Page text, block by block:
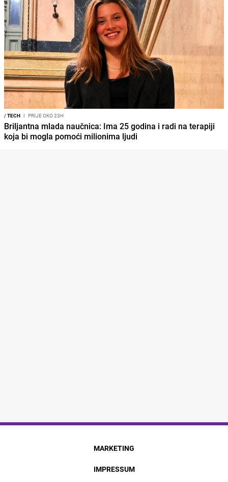
/TECH I PRIJE OKO 23H
Briljantna mlada naučnica: Ima 25 godina i radi na terapiji
koja bi mogla pomoći milionima ljudi
MARKETING
IMPRESSUM